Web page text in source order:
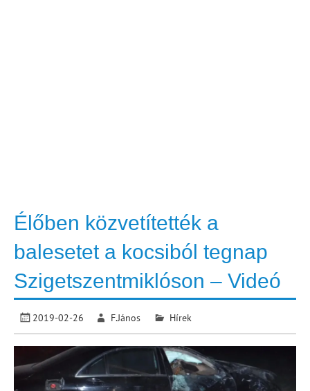
Élőben közvetítették a
balesetet a kocsiból tegnap
Szigetszentmiklóson – Videó
2019-02-26 F.János Hírek